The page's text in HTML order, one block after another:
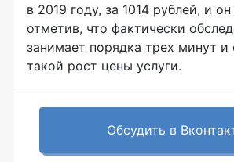
в 2019 году, за 1014 рублей, и он
отметив, что фактически
занимает порядка трех минут и
такой рост цены услуги.
Обсудить в